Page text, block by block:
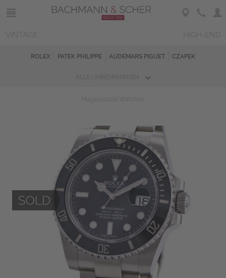
ROLEX PATEK PHILIPPE AUDEMARS PIGUET CZAPEK